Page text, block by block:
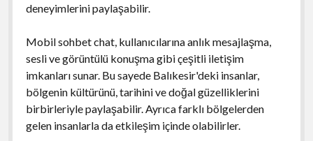
deneyimlerini paylaşabilir.
Mobil sohbet chat, kullanıcılarına anlık mesajlaşma,
sesli ve görüntülü konuşma gibi çeşitli iletişim
imkanları sunar. Bu sayede Balıkesir'deki insanlar,
bölgenin kültürünü, tarihini ve doğal güzelliklerini
birbirleriyle paylaşabilir. Ayrıca farklı bölgelerden
gelen insanlarla da etkileşim içinde olabilirler.